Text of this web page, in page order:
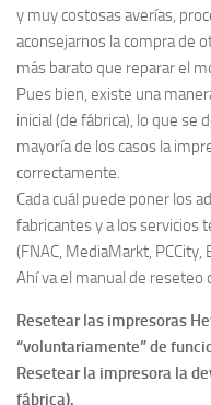
y muy costosas averías,
aconsejarnos la compra de
más barato que reparar el
Pues bien, existe una
inicial (de fábrica), lo que se
mayoría de los casos la
correctamente.
Cada cuál puede poner los
fabricantes y a los servicios
(FNAC, MediaMarkt, PCCity,
Ahí va el manual de reseteo
Resetear las impresoras
“voluntariamente” de
Resetear la impresora la
fábrica).